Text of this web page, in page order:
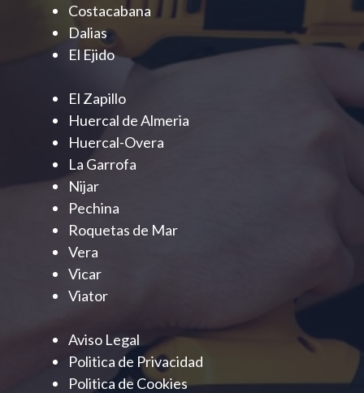
Costacabana
Dalias
El Ejido
El Zapillo
Huercal de Almeria
Huercal-Overa
La Garrofa
Nijar
Pechina
Roquetas de Mar
Vera
Vicar
Viator
Aviso Legal
Politica de Privacidad
Politica de Cookies